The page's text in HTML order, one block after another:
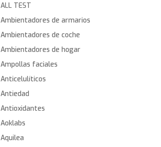
ALL TEST
Ambientadores de armarios
Ambientadores de coche
Ambientadores de hogar
Ampollas faciales
Anticelulíticos
Antiedad
Antioxidantes
Aoklabs
Aquilea